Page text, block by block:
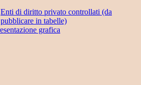
Enti di diritto privato controllati (da
pubblicare in tabelle)
grafica